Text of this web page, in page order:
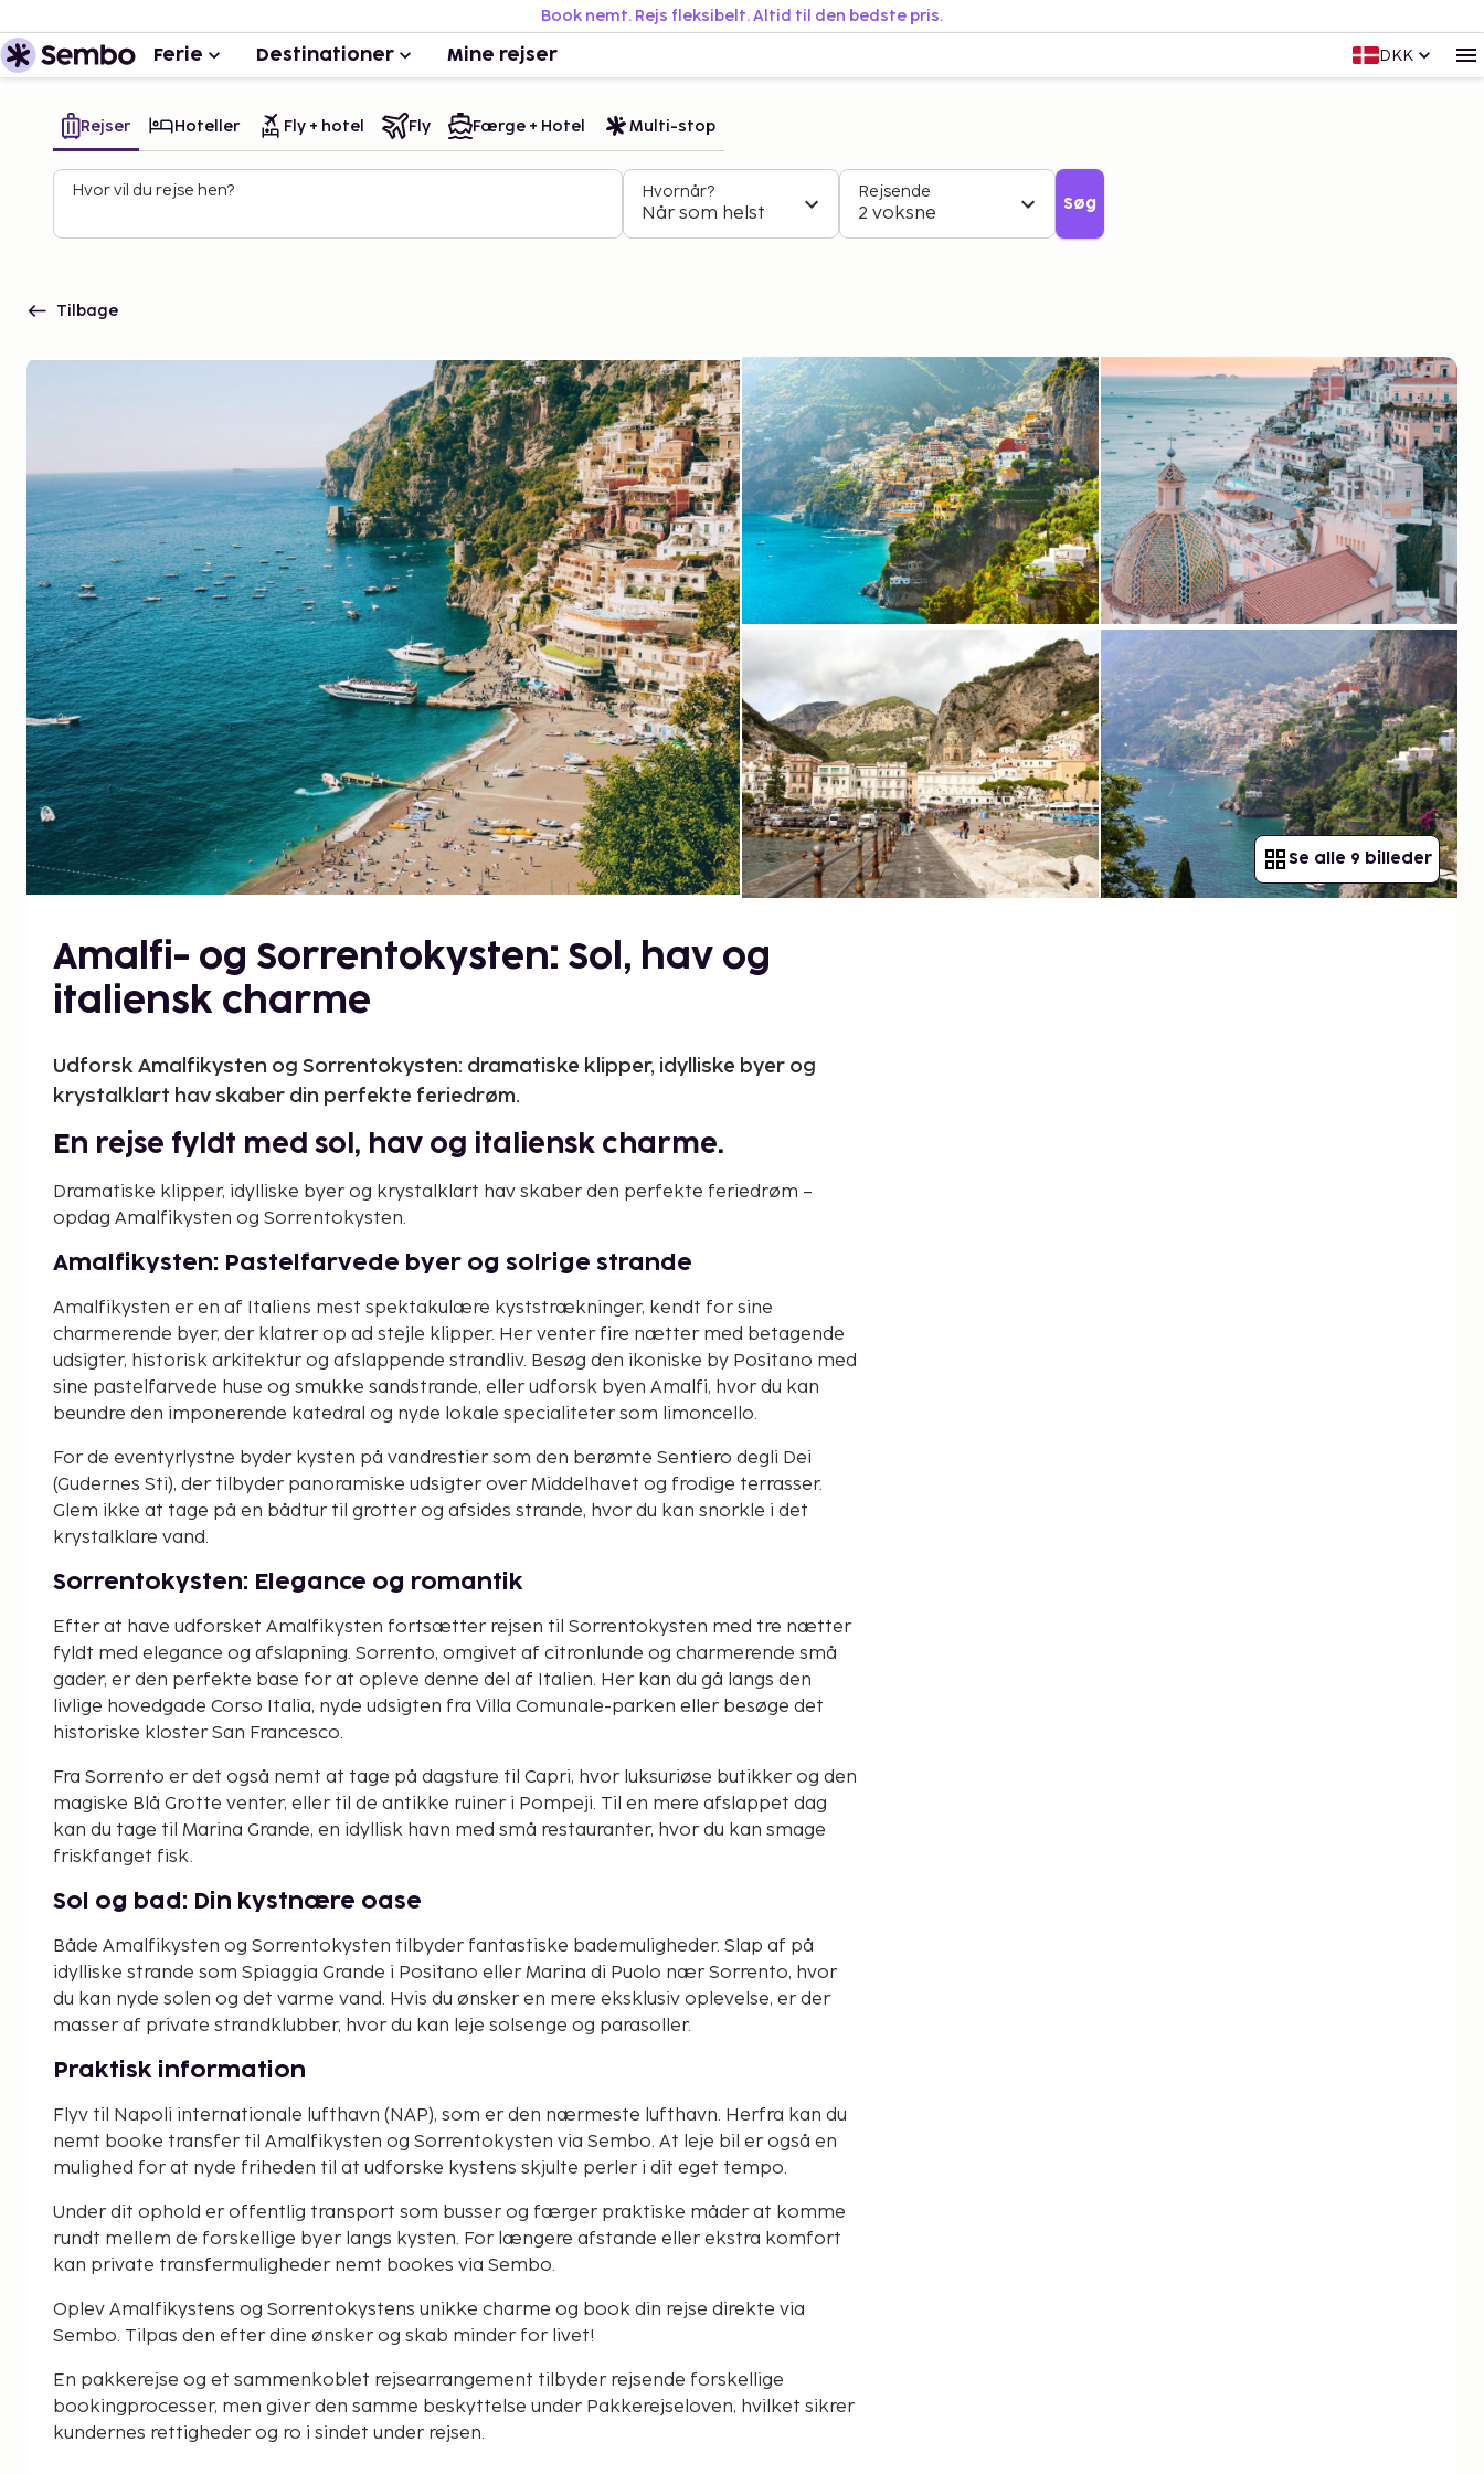
Book nemt. Rejs fleksibelt. Altid til den bedste pris.
Ferie Destinationer Mine rejser DKK
Rejser Hoteller Fly + hotel Fly Færge + Hotel Multi-stop
Hvor vil du rejse hen? Hvornår?
Når som helst
Rejsende
2 voksne Søg
Tilbage
Se alle 9 billeder
Amalfi- og Sorrentokysten: Sol, hav og
italiensk charme
Udforsk Amalfikysten og Sorrentokysten: dramatiske klipper, idylliske byer og
krystalklart hav skaber din perfekte feriedrøm.
En rejse fyldt med sol, hav og italiensk charme.
Dramatiske klipper, idylliske byer og krystalklart hav skaber den perfekte feriedrøm –
opdag Amalfikysten og Sorrentokysten.
Amalfikysten: Pastelfarvede byer og solrige strande
Amalfikysten er en af Italiens mest spektakulære kyststrækninger, kendt for sine
charmerende byer, der klatrer op ad stejle klipper. Her venter fire nætter med betagende
udsigter, historisk arkitektur og afslappende strandliv. Besøg den ikoniske by Positano med
sine pastelfarvede huse og smukke sandstrande, eller udforsk byen Amalfi, hvor du kan
beundre den imponerende katedral og nyde lokale specialiteter som limoncello.
For de eventyrlystne byder kysten på vandrestier som den berømte Sentiero degli Dei
(Gudernes Sti), der tilbyder panoramiske udsigter over Middelhavet og frodige terrasser.
Glem ikke at tage på en bådtur til grotter og afsides strande, hvor du kan snorkle i det
krystalklare vand.
Sorrentokysten: Elegance og romantik
Efter at have udforsket Amalfikysten fortsætter rejsen til Sorrentokysten med tre nætter
fyldt med elegance og afslapning. Sorrento, omgivet af citronlunde og charmerende små
gader, er den perfekte base for at opleve denne del af Italien. Her kan du gå langs den
livlige hovedgade Corso Italia, nyde udsigten fra Villa Comunale-parken eller besøge det
historiske kloster San Francesco.
Fra Sorrento er det også nemt at tage på dagsture til Capri, hvor luksuriøse butikker og den
magiske Blå Grotte venter, eller til de antikke ruiner i Pompeji. Til en mere afslappet dag
kan du tage til Marina Grande, en idyllisk havn med små restauranter, hvor du kan smage
friskfanget fisk.
Sol og bad: Din kystnære oase
Både Amalfikysten og Sorrentokysten tilbyder fantastiske bademuligheder. Slap af på
idylliske strande som Spiaggia Grande i Positano eller Marina di Puolo nær Sorrento, hvor
du kan nyde solen og det varme vand. Hvis du ønsker en mere eksklusiv oplevelse, er der
masser af private strandklubber, hvor du kan leje solsenge og parasoller.
Praktisk information
Flyv til Napoli internationale lufthavn (NAP), som er den nærmeste lufthavn. Herfra kan du
nemt booke transfer til Amalfikysten og Sorrentokysten via Sembo. At leje bil er også en
mulighed for at nyde friheden til at udforske kystens skjulte perler i dit eget tempo.
Under dit ophold er offentlig transport som busser og færger praktiske måder at komme
rundt mellem de forskellige byer langs kysten. For længere afstande eller ekstra komfort
kan private transfermuligheder nemt bookes via Sembo.
Oplev Amalfikystens og Sorrentokystens unikke charme og book din rejse direkte via
Sembo. Tilpas den efter dine ønsker og skab minder for livet!
En pakkerejse og et sammenkoblet rejsearrangement tilbyder rejsende forskellige
bookingprocesser, men giver den samme beskyttelse under Pakkerejseloven, hvilket sikrer
kundernes rettigheder og ro i sindet under rejsen.